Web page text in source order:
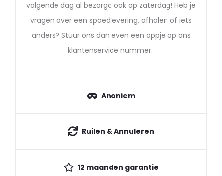
volgende dag al bezorgd ook op zaterdag! Heb je
vragen over een spoedlevering, afhalen of iets
anders? Stuur ons dan even een appje op ons
klantenservice nummer.
Anoniem
Ruilen & Annuleren
12 maanden garantie